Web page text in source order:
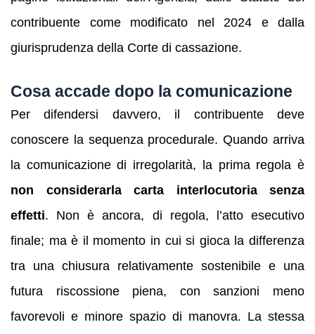
contribuente come modificato nel 2024 e dalla
giurisprudenza della Corte di cassazione.
Cosa accade dopo la comunicazione
Per difendersi davvero, il contribuente deve
conoscere la sequenza procedurale. Quando arriva
la comunicazione di irregolarità, la prima regola è
non considerarla carta interlocutoria senza
effetti. Non è ancora, di regola, l’atto esecutivo
finale; ma è il momento in cui si gioca la differenza
tra una chiusura relativamente sostenibile e una
futura riscossione piena, con sanzioni meno
favorevoli e minore spazio di manovra. La stessa